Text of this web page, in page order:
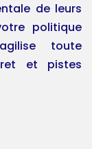
de leurs
politique
toute
et pistes